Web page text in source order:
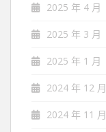
2025 年 4 月
2025 年 3 月
2025 年 1 月
2024 年 12 月
2024 年 11 月